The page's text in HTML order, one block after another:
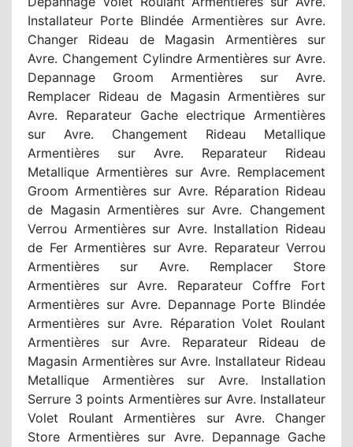
Installateur Porte Blindée Armentières sur Avre.
Changer Rideau de Magasin Armentières sur
Avre. Changement Cylindre Armentières sur Avre.
Depannage Groom Armentières sur Avre.
Remplacer Rideau de Magasin Armentières sur
Avre. Reparateur Gache electrique Armentières
sur Avre. Changement Rideau Metallique
Armentières sur Avre. Reparateur Rideau
Metallique Armentières sur Avre. Remplacement
Groom Armentières sur Avre. Réparation Rideau
de Magasin Armentières sur Avre. Changement
Verrou Armentières sur Avre. Installation Rideau
de Fer Armentières sur Avre. Reparateur Verrou
Armentières sur Avre. Remplacer Store
Armentières sur Avre. Reparateur Coffre Fort
Armentières sur Avre. Depannage Porte Blindée
Armentières sur Avre. Réparation Volet Roulant
Armentières sur Avre. Reparateur Rideau de
Magasin Armentières sur Avre. Installateur Rideau
Metallique Armentières sur Avre. Installation
Serrure 3 points Armentières sur Avre. Installateur
Volet Roulant Armentières sur Avre. Changer
Store Armentières sur Avre. Depannage Gache